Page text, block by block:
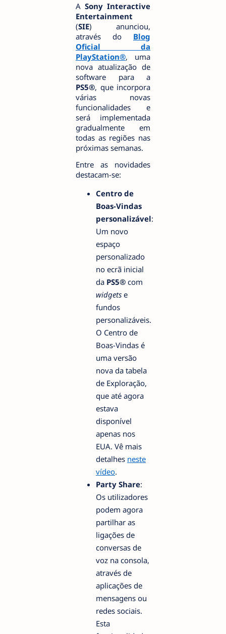
A Sony Interactive
Entertainment
(SIE) anunciou,
através do
Blog
Oficial da
PlayStation®, uma
nova atualização de
software para a
PS5®, que incorpora
várias novas
funcionalidades e
será implementada
gradualmente em
todas as regiões nas
próximas semanas.
Entre as novidades
destacam-se:
Centro de
Boas-Vindas
personalizável:
Um novo
espaço
personalizado
no ecrã inicial
da PS5® com
widgets e
fundos
personalizáveis.
O Centro de
Boas-Vindas é
uma versão
nova da tabela
de Exploração,
que até agora
estava
disponível
apenas nos
EUA. Vê mais
detalhes neste
vídeo.
Party Share:
Os utilizadores
podem agora
partilhar as
ligações de
conversas de
voz na consola,
através de
aplicações de
mensagens ou
redes sociais.
Esta